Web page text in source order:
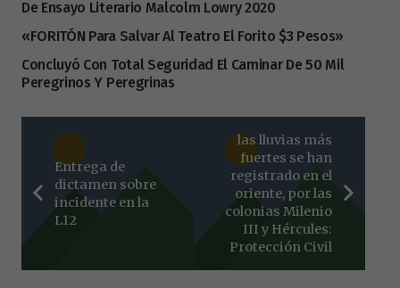
De Ensayo Literario Malcolm Lowry 2020
«FORITÓN Para Salvar Al Teatro El Forito $3 Pesos»
Concluyó Con Total Seguridad El Caminar De 50 Mil
Peregrinos Y Peregrinas
Entrega de
dictamen sobre
incidente en la
L12
las lluvias más
fuertes se han
registrado en el
oriente, por las
colonias Milenio
III y Hércules:
Protección Civil